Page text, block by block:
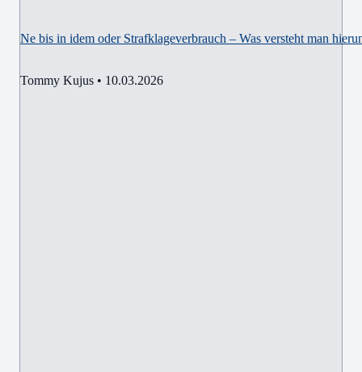
Ne bis in idem oder Strafklageverbrauch – Was versteht man
Tommy Kujus • 10.03.2026